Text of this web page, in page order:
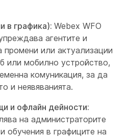
в графика): Webex WFO
агентите и
промени или актуализации
или мобилно устройство,
комуникация, за да
и неявяванията.
и офлайн дейности:
на администраторите
обучения в графиците на